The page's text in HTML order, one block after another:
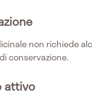
non richiede
conservazione.
attivo